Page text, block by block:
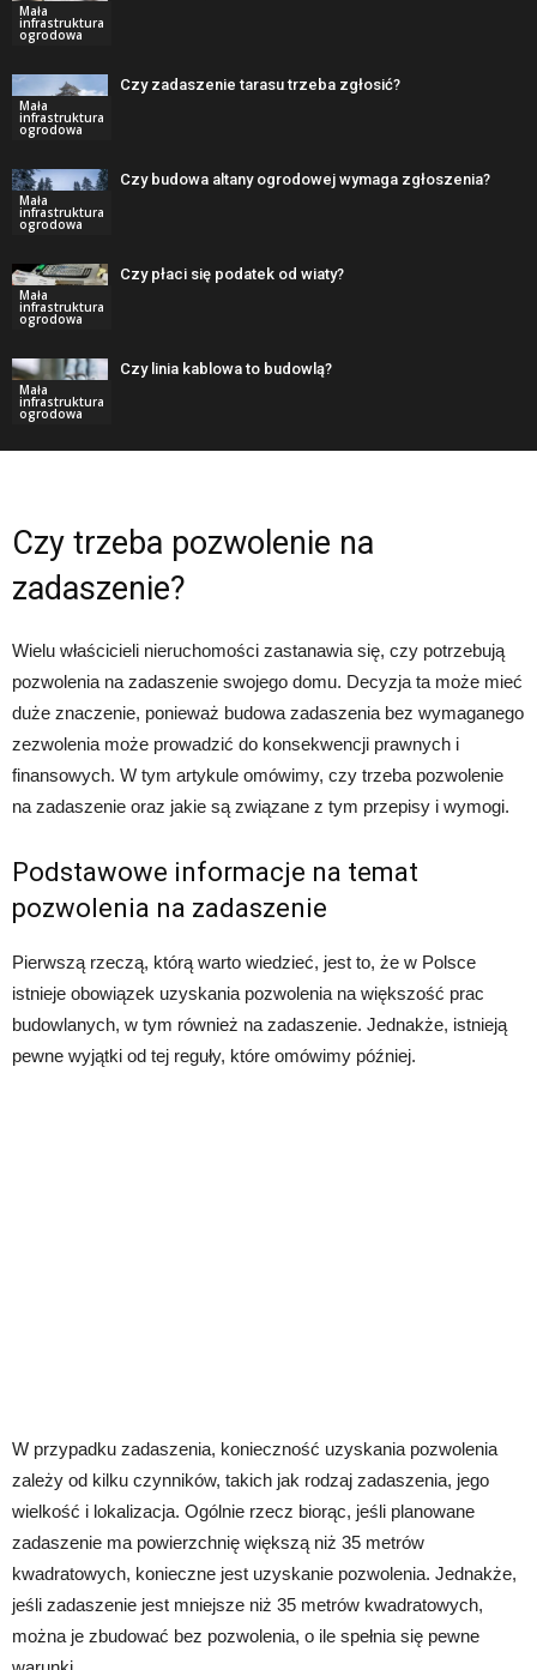
Mała
infrastruktura
ogrodowa
Mała
infrastruktura
ogrodowa
Czy zadaszenie tarasu trzeba zgłosić?
Mała
infrastruktura
ogrodowa
Czy budowa altany ogrodowej wymaga zgłoszenia?
Mała
infrastruktura
ogrodowa
Czy płaci się podatek od wiaty?
Mała
infrastruktura
ogrodowa
Czy linia kablowa to budowlą?
Czy trzeba pozwolenie na
zadaszenie?
Wielu właścicieli nieruchomości zastanawia się, czy potrzebują
pozwolenia na zadaszenie swojego domu. Decyzja ta może mieć
duże znaczenie, ponieważ budowa zadaszenia bez wymaganego
zezwolenia może prowadzić do konsekwencji prawnych i
finansowych. W tym artykule omówimy, czy trzeba pozwolenie
na zadaszenie oraz jakie są związane z tym przepisy i wymogi.
Podstawowe informacje na temat
pozwolenia na zadaszenie
Pierwszą rzeczą, którą warto wiedzieć, jest to, że w Polsce
istnieje obowiązek uzyskania pozwolenia na większość prac
budowlanych, w tym również na zadaszenie. Jednakże, istnieją
pewne wyjątki od tej reguły, które omówimy później.
W przypadku zadaszenia, konieczność uzyskania pozwolenia
zależy od kilku czynników, takich jak rodzaj zadaszenia, jego
wielkość i lokalizacja. Ogólnie rzecz biorąc, jeśli planowane
zadaszenie ma powierzchnię większą niż 35 metrów
kwadratowych, konieczne jest uzyskanie pozwolenia. Jednakże,
jeśli zadaszenie jest mniejsze niż 35 metrów kwadratowych,
można je zbudować bez pozwolenia, o ile spełnia się pewne